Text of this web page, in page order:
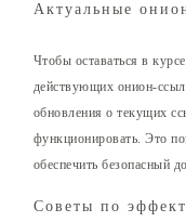
Актуальные
Чтобы оставаться в
действующих онион-
обновления о текущих
функционировать. Это
обеспечить безопасный
Советы по